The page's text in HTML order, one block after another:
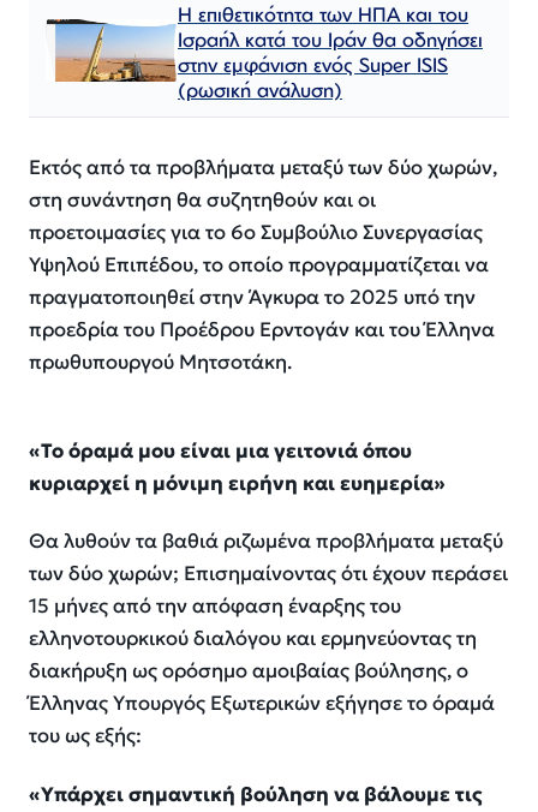
Η επιθετικότητα των ΗΠΑ και του
Ισραήλ κατά του Ιράν θα οδηγήσει
στην εμφάνιση ενός Super ISIS
(ρωσική ανάλυση)
Εκτός από τα προβλήματα μεταξύ των δύο χωρών,
στη συνάντηση θα συζητηθούν και οι
προετοιμασίες για το 6ο Συμβούλιο Συνεργασίας
Υψηλού Επιπέδου, το οποίο προγραμματίζεται να
πραγματοποιηθεί στην Άγκυρα το 2025 υπό την
προεδρία του Προέδρου Ερντογάν και του Έλληνα
πρωθυπουργού Μητσοτάκη.
«Το όραμά μου είναι μια γειτονιά όπου
κυριαρχεί η μόνιμη ειρήνη και ευημερία»
Θα λυθούν τα βαθιά ριζωμένα προβλήματα μεταξύ
των δύο χωρών; Επισημαίνοντας ότι έχουν περάσει
15 μήνες από την απόφαση έναρξης του
ελληνοτουρκικού διαλόγου και ερμηνεύοντας τη
διακήρυξη ως ορόσημο αμοιβαίας βούλησης, ο
Έλληνας Υπουργός Εξωτερικών εξήγησε το όραμά
του ως εξής:
«Υπάρχει σημαντική βούληση να βάλουμε τις